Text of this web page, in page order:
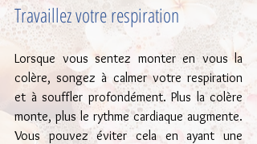
Travaillez votre respiration
Lorsque vous sentez monter en vous la
colère, songez à calmer votre respiration
et à souffler profondément. Plus la colère
monte, plus le rythme cardiaque augmente.
Vous pouvez éviter cela en ayant une